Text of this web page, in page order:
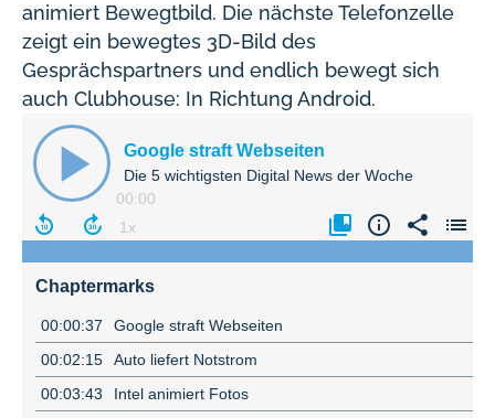
animiert Bewegtbild. Die nächste Telefonzelle
zeigt ein bewegtes 3D-Bild des
Gesprächspartners und endlich bewegt sich
auch Clubhouse: In Richtung Android.